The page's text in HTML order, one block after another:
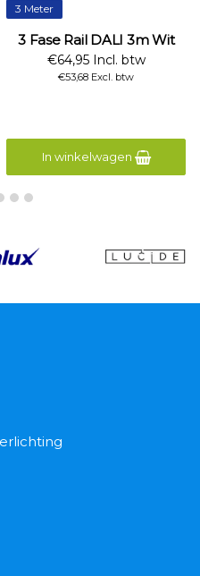
3 Meter
3 Fase Rail DALI 3m Wit
€64,95 Incl. btw
€53,68 Excl. btw
In winkelwagen